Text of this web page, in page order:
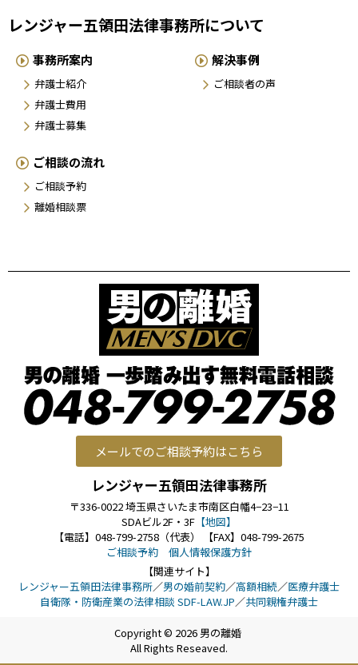
レンジャー五領田法律事務所について
事務所案内
弁護士紹介
弁護士費用
弁護士募集
解決事例
ご相談者の声
ご相談の流れ
ご相談予約
離婚相談票
メールでのご相談予約はこちら
レンジャー五領田法律事務所
〒336-0022 埼玉県さいたま市南区白幡4−23−11
SDAビル2F・3F 【地図】
【電話】048-799-2758（代表） 【FAX】048-799-2675
ご相談予約
個人情報保護方針
【関連サイト】
レンジャー五領田法律事務所／男の婚前契約／高額相続／医療弁護士
自衛隊・防衛産業の法律相談 SDF-LAW.JP／共同親権弁護士
Copyright © 2026 男の離婚
All Rights Reseaved.